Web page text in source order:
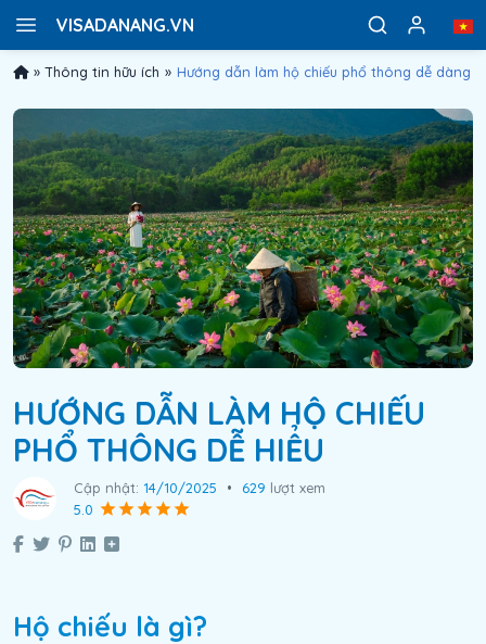
VISADANANG.VN
» Thông tin hữu ích » Hướng dẫn làm hộ chiếu phổ thông dễ dàng
HƯỚNG DẪN LÀM HỘ CHIẾU
PHỔ THÔNG DỄ HIỂU
Cập nhật: 14/10/2025 • 629 lượt xem
5.0
Hộ chiếu là gì?